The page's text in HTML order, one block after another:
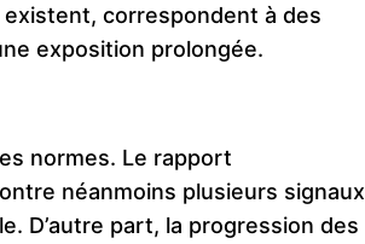
existent, correspondent à des
exposition prolongée.
normes. Le rapport
néanmoins plusieurs signaux
D’autre part, la progression des